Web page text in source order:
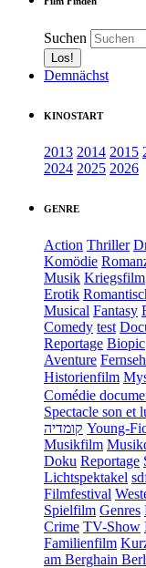
Suchen
Demnächst
KINOSTART
2013 2014 2015
2024 2025 2026
GENRE
Action Thriller
Komödie
Musik Kriegsfilm
Erotik
Musical Fantasy
Comedy test
Reportage Biopic
Aventure
Historienfilm
Comédie
Spectacle son et
קומדיה Young-
Musikfilm
Doku Reportage
Lichtspektakel
Filmfestival
Spielfilm Genres
Crime TV-Show
Familienfilm
am Berghain